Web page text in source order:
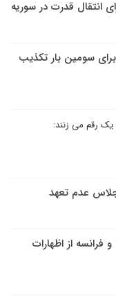
انتقال قدرت در سوریه
سومین بار تکذیب
رقم می زنند:
فرانسه از اظهارات